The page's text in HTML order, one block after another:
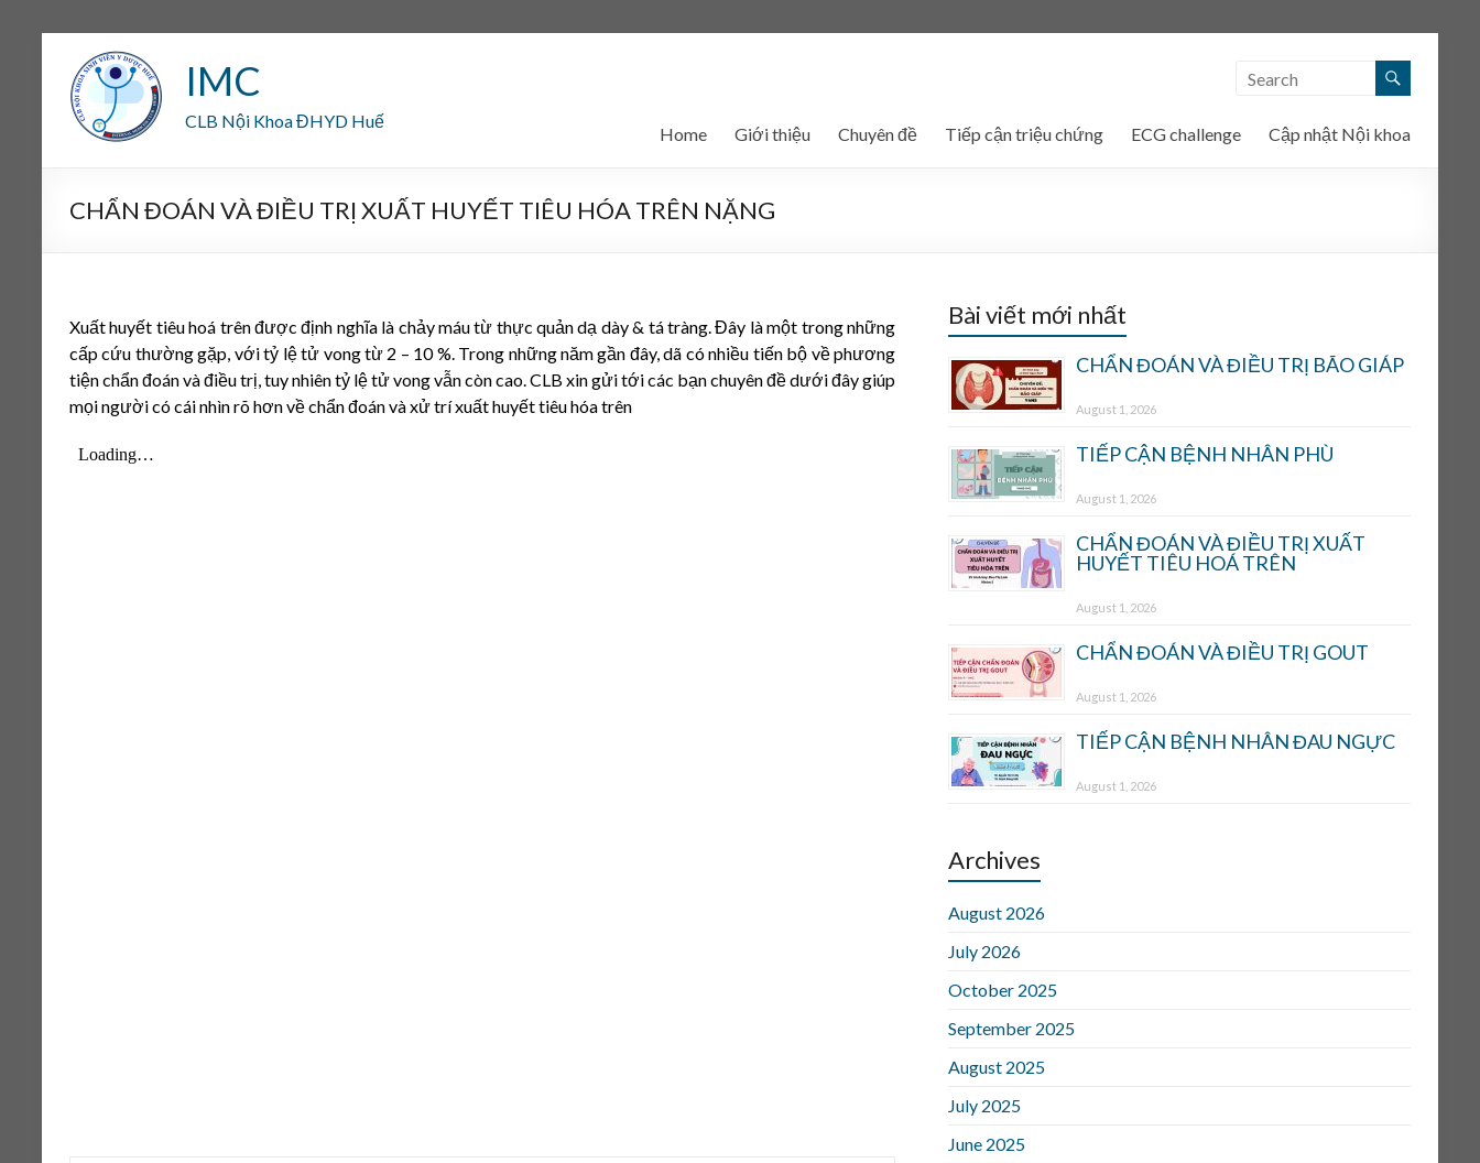
IMC
CLB Nội Khoa ĐHYD Huế
Home Giới thiệu Chuyên đề Tiếp cận triệu chứng ECG challenge Cập nhật Nội khoa
CHẨN ĐOÁN VÀ ĐIỀU TRỊ XUẤT HUYẾT TIÊU HÓA TRÊN NẶNG
Xuất huyết tiêu hoá trên được định nghĩa là chảy máu từ thực quản dạ dày & tá tràng. Đây là một trong những
cấp cứu thường gặp, với tỷ lệ tử vong từ 2 – 10 %. Trong những năm gần đây, dã có nhiều tiến bộ về phương
tiện chẩn đoán và điều trị, tuy nhiên tỷ lệ tử vong vẫn còn cao. CLB xin gửi tới các bạn chuyên đề dưới đây giúp
mọi người có cái nhìn rõ hơn về chẩn đoán và xử trí xuất huyết tiêu hóa trên
Bài viết mới nhất
CHẨN ĐOÁN VÀ ĐIỀU TRỊ BÃO GIÁP
August 1, 2026
TIẾP CẬN BỆNH NHÂN PHÙ
August 1, 2026
CHẨN ĐOÁN VÀ ĐIỀU TRỊ XUẤT
HUYẾT TIÊU HOÁ TRÊN
August 1, 2026
CHẨN ĐOÁN VÀ ĐIỀU TRỊ GOUT
August 1, 2026
TIẾP CẬN BỆNH NHÂN ĐAU NGỰC
August 1, 2026
Archives
August 2026
July 2026
October 2025
September 2025
August 2025
July 2025
June 2025